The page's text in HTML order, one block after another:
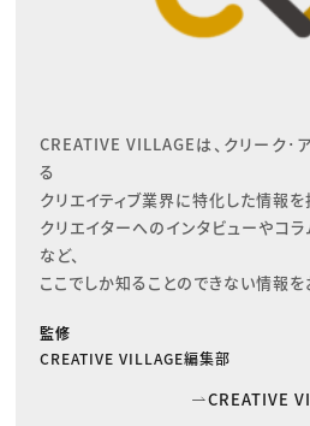
CREATIVE VILLAGEは、クリーク･
る
クリエイティブ業界に特化した情報を
クリエイターへのインタビューやコラ
など、
ここでしか知ることのできない情報を
監修
CREATIVE VILLAGE編集部
CREATIVE